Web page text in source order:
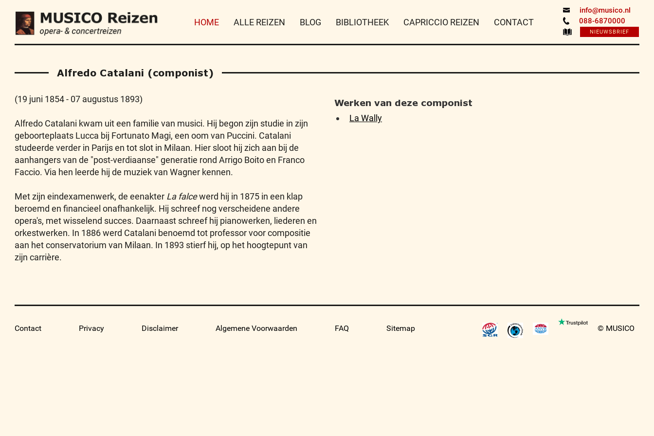
info@musico.nl
088-6870000
NIEUWSBRIEF
HOME ALLE REIZEN BLOG BIBLIOTHEEK CAPRICCIO REIZEN CONTACT
Alfredo Catalani (componist)
(19 juni 1854 - 07 augustus 1893)
Alfredo Catalani kwam uit een familie van musici. Hij begon zijn studie in zijn
geboorteplaats Lucca bij Fortunato Magi, een oom van Puccini. Catalani
studeerde verder in Parijs en tot slot in Milaan. Hier sloot hij zich aan bij de
aanhangers van de "post-verdiaanse" generatie rond Arrigo Boito en Franco
Faccio. Via hen leerde hij de muziek van Wagner kennen.
Met zijn eindexamenwerk, de eenakter La falcewerd hij in 1875 in een klap
beroemd en financieel onafhankelijk. Hij schreef nog verscheidene andere
opera's, met wisselend succes. Daarnaast schreef hij pianowerken, liederen en
orkestwerken. In 1886 werd Catalani benoemd tot professor voor compositie
aan het conservatorium van Milaan. In 1893 stierf hij, op het hoogtepunt van
zijn carrière.
Werken van deze componist
La Wally
Contact Privacy Disclaimer Algemene Voorwaarden FAQ Sitemap © MUSICO